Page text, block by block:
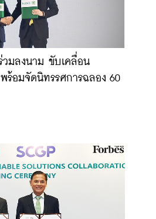
วมลงนาม ขับเคลื่อน
ร้อมจัดนิทรรศการฉลอง 60